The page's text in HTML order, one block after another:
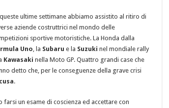
ultime settimane abbiamo assistito al ritiro di
aziende costruttrici nel mondo delle
sportive motoristiche. La Honda dalla
Uno , la Subaru e la Suzuki nel mondiale rally
Kawasaki nella Moto GP. Quattro grandi case che
detto che, per le conseguenze della grave crisi
.
un esame di coscienza ed accettare con